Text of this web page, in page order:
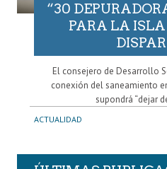
“30
PARA LA
El consejero de Desarrollo
conexión del saneamiento
supondrá “dejar
ACTUALIDAD